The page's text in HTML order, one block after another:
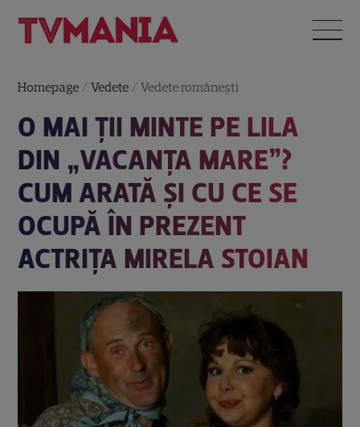
Homepage /Vedete /Vedete româneşti
O MAI ȚII MINTE PE LILA
DIN „VACANȚA MARE”?
CUM ARATĂ ȘI CU CE SE
OCUPĂ ÎN PREZENT
ACTRIȚA MIRELA STOIAN